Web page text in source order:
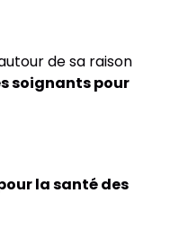
de sa raison
soignants pour
la santé des